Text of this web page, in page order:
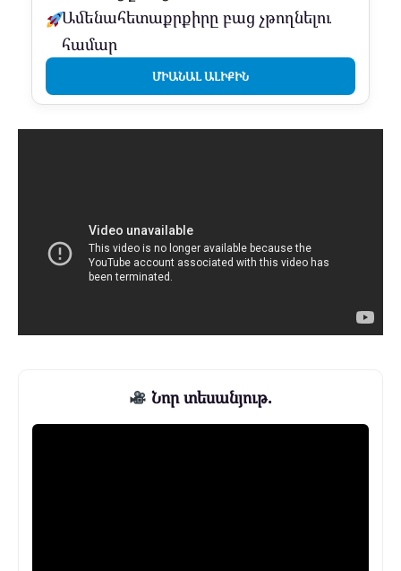
Ամենահետաքրքիրը բաց չթողնելու
համար
ՄԻԱՆԱԼ ԱԼԻՔԻՆ
Նոր տեսանյութ.